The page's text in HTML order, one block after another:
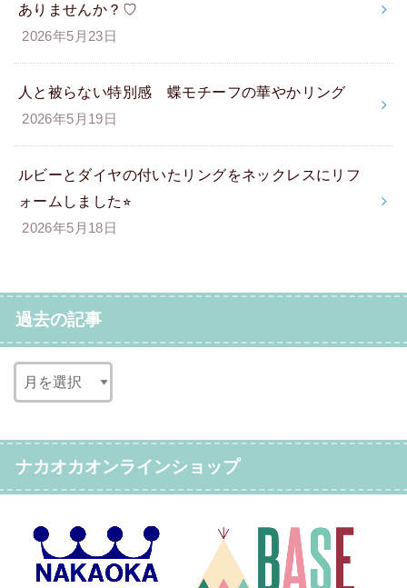
ありませんか？♡
2026年5月23日
人と被らない特別感 蝶モチーフの華やかリング
2026年5月19日
ルビーとダイヤの付いたリングをネックレスにリフ
ォームしました⭐︎
2026年5月18日
過去の記事
ナカオカオンラインショップ